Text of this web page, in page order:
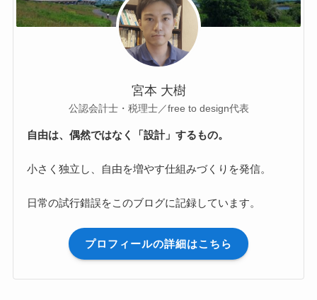
宮本 大樹
公認会計士・税理士／free to design代表
自由は、偶然ではなく「設計」するもの。
小さく独立し、自由を増やす仕組みづくりを発信。
日常の試行錯誤をこのブログに記録しています。
プロフィールの詳細はこちら